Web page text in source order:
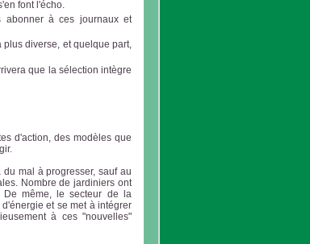
font l'écho.
abonner à ces journaux et
diverse, et quelque part,
que la sélection intègre
d'action, des modèles que
mal à progresser, sauf au
Nombre de jardiniers ont
De même, le secteur de la
et se met à intégrer
à ces "nouvelles"